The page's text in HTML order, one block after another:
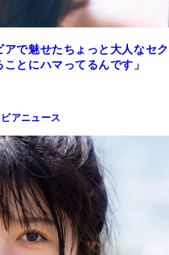
で魅せたちょっと大人なセク
とにハマってるんです」
アニュース